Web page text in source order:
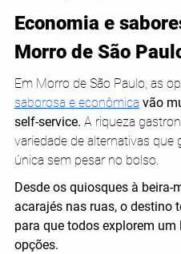
Economia e
Morro de São
Em Morro de São Paulo, as
saborosa e econômica vão
self-service. A riqueza
variedade de alternativas que
única sem pesar no bolso.
Desde os quiosques à
acarajés nas ruas, o destino
para que todos explorem
opções.